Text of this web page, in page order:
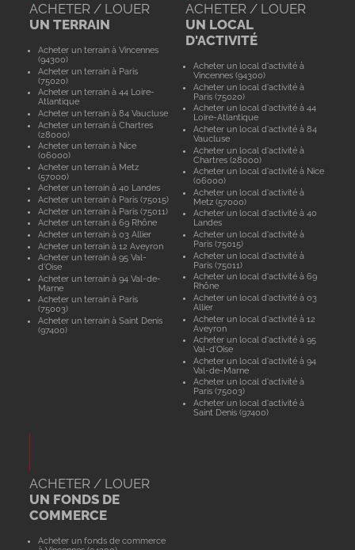
ACHETER / LOUER
UN TERRAIN
Acheter un terrain à Vincennes
(94300)
Acheter un terrain à Paris
(75020)
Acheter un terrain à 44 Loire-
Atlantique
Acheter un terrain à 84 Vaucluse
Acheter un terrain à Chartres
(28000)
Acheter un terrain à Nice
(06000)
Acheter un terrain à Metz
(57000)
Acheter un terrain à 40 Landes
Acheter un terrain à Paris (75015)
Acheter un terrain à Paris (75011)
Acheter un terrain à 69 Rhône
Acheter un terrain à 03 Allier
Acheter un terrain à 12 Aveyron
Acheter un terrain à 95 Val-
d'Oise
Acheter un terrain à 94 Val-de-
Marne
Acheter un terrain à Paris
(75003)
Acheter un terrain à Saint Denis
(97400)
ACHETER / LOUER
UN LOCAL
D'ACTIVITÉ
Acheter un local d'activité à
Vincennes (94300)
Acheter un local d'activité à
Paris (75020)
Acheter un local d'activité à 44
Loire-Atlantique
Acheter un local d'activité à 84
Vaucluse
Acheter un local d'activité à
Chartres (28000)
Acheter un local d'activité à Nice
(06000)
Acheter un local d'activité à
Metz (57000)
Acheter un local d'activité à 40
Landes
Acheter un local d'activité à
Paris (75015)
Acheter un local d'activité à
Paris (75011)
Acheter un local d'activité à 69
Rhône
Acheter un local d'activité à 03
Allier
Acheter un local d'activité à 12
Aveyron
Acheter un local d'activité à 95
Val-d'Oise
Acheter un local d'activité à 94
Val-de-Marne
Acheter un local d'activité à
Paris (75003)
Acheter un local d'activité à
Saint Denis (97400)
ACHETER / LOUER
UN FONDS DE
COMMERCE
Acheter un fonds de commerce